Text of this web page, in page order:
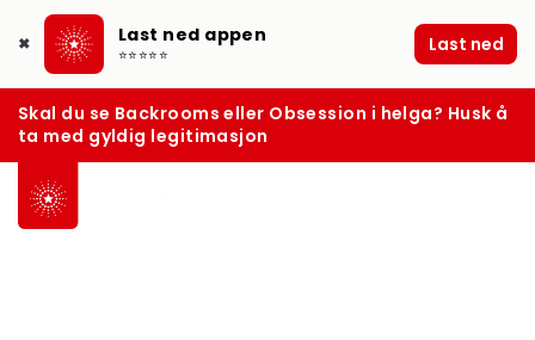
✖ Last ned appen
⭐⭐⭐⭐⭐ Last ned
Skal du se Backrooms eller Obsession i helga? Husk å
ta med gyldig legitimasjon